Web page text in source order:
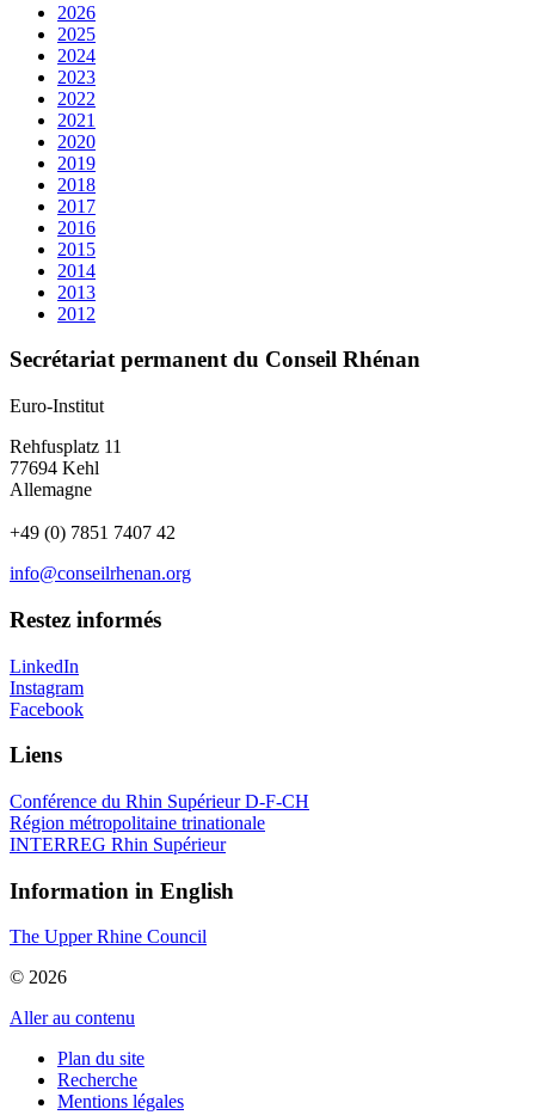
2026
2025
2024
2023
2022
2021
2020
2019
2018
2017
2016
2015
2014
2013
2012
Secrétariat permanent du Conseil Rhénan
Euro-Institut
Rehfusplatz 11
77694 Kehl
Allemagne
+49 (0) 7851 7407 42
info@conseilrhenan.org
Restez informés
LinkedIn
Instagram
Facebook
Liens
Conférence du Rhin Supérieur D-F-CH
Région métropolitaine trinationale
INTERREG Rhin Supérieur
Information in English
The Upper Rhine Council
© 2026
Aller au contenu
Plan du site
Recherche
Mentions légales